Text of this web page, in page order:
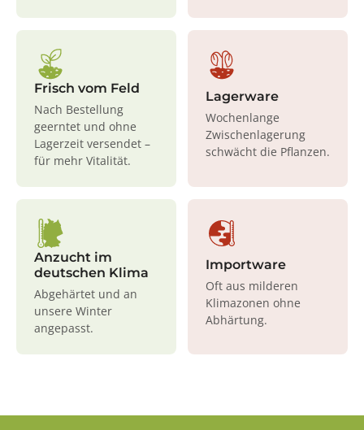
Frisch vom Feld
Nach Bestellung
geerntet und ohne
Lagerzeit versendet –
für mehr Vitalität.
Lagerware
Wochenlange
Zwischenlagerung
schwächt die Pflanzen.
Anzucht im
deutschen Klima
Abgehärtet und an
unsere Winter
angepasst.
Importware
Oft aus milderen
Klimazonen ohne
Abhärtung.